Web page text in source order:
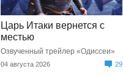
Царь Итаки вернется с
местью
Озвученный трейлер «Одиссеи»
04 августа 2026 29